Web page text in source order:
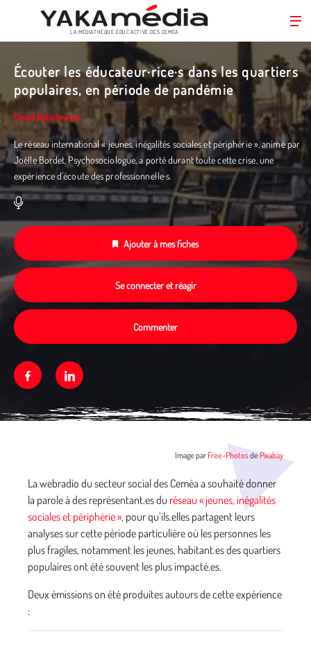
principal
LA MÉDIATHÈQUE ÉDUC’ACTIVE DES CEMÉA
Écouter les éducateur·rice·s dans les quartiers
populaires, en période de pandémie
David Ryboloviecz
Le réseau international « jeunes, inégalités sociales et périphérie », animé par
Joëlle Bordet, Psychosociologue, a porté durant toute cette crise, une
expérience d’écoute des professionnel·le·s.
Ajouter à mes fiches
Se connecter et réagir
Commenter
FacebookLinkedin
Image parFree-PhotosdePixabay
La webradio du secteur social des Ceméa a souhaité donner
la parole à des représentant.es du réseau « jeunes, inégalités
sociales et périphérie », pour qu’ils.elles partagent leurs
analyses sur cette période particulière où les personnes les
plus fragiles, notamment les jeunes, habitant.es des quartiers
populaires ont été souvent les plus impacté.es.
Deux émissions on été produites autours de cette expérience
: